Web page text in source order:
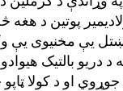
لادیمیر پوتین د هغه
یې مخنیوی یې
د دریو بالتیک
او د کولا